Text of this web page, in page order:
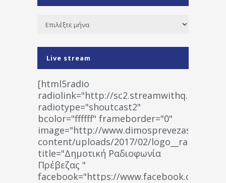
Ιστορικό
Live stream
[html5radio
radiolink="http://
radiotype="shoutcast2"
bcolor="ffffff" frameborder="0"
image="http://www.dimosprevezas.gr/wp-
content/uploads/2017/02/
title="Δημοτική Ραδιοφωνία
Πρέβεζας "
facebook="https://www.facebook.com/